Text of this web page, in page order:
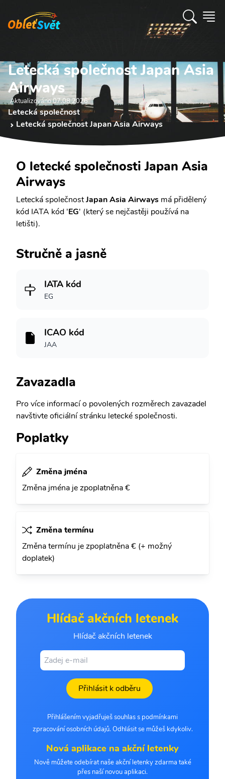
Letecká společnost Japan Asia
Airways
Aktualizováno 07.08 2026
Letecká společnost
Letecká společnost Japan Asia Airways
O letecké společnosti Japan Asia
Airways
Letecká společnostJapan Asia Airways má přidělený
kód IATA kód 'EG' (který se nejčastěji používá na
letišti).
Stručně a jasně
IATA kód
EG
ICAO kód
JAA
Zavazadla
Pro více informací o povolených rozměrech zavazadel
navštivte oficiální stránku letecké společnosti.
Poplatky
Změna jména
Změna jména je zpoplatněna €
Změna termínu
Změna termínu je zpoplatněna € (+ možný
doplatek)
Hlídač akčních letenek
Hlídač akčních letenek
Přihlásit k odběru
Přihlášením vyjadřuješ souhlas s podmínkami
zpracování osobních údajů. Odhlásit se můžeš kdykoliv.
Nová aplikace na akční letenky
Nově můžete odebírat naše akční letenky zdarma také
přes naší novou aplikaci.